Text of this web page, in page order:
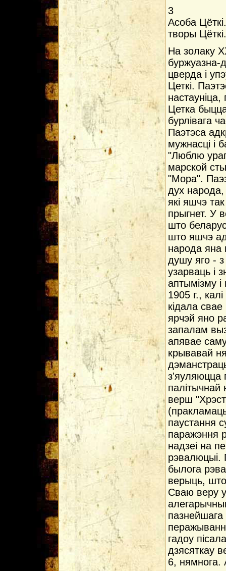
3
Асоба
творы Цёткi.
На золаку
буржуазна-
цверда i
Цеткi.
Цетка
бурлiвага
Паэтэса
мужнасцi i
"Люблю
марской
"Мора".
дух
якi яшчэ
прыгнет. У
што
што яшчэ
народа яна
душу яго -
узарваць i
аптымiзму i
1905 г.,
кiдала
ярчэй яно
запалам
апявае
крывавай
з'яуляюцца
палiтычнай
верш
паустання
паражэння
надзеi на
рэвалюцыi.
былога
верыць,
Сваю веру
гадоу
дзясяткау
6, нямнога.